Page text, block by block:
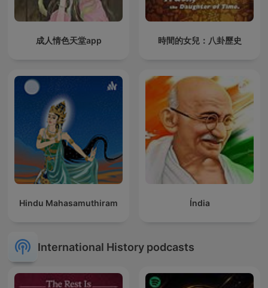
成人情色天堂app 時間的女兒：八卦歷史
Hindu Mahasamuthiram Índia
International History podcasts